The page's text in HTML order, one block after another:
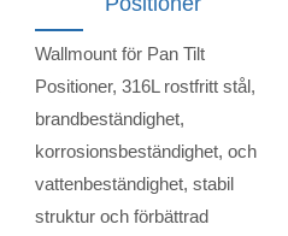
Wallmount för Pan Tilt
Positioner, 316L rostfritt stål,
brandbeständighet,
korrosionsbeständighet, och
vattenbeständighet, stabil
struktur och förbättrad